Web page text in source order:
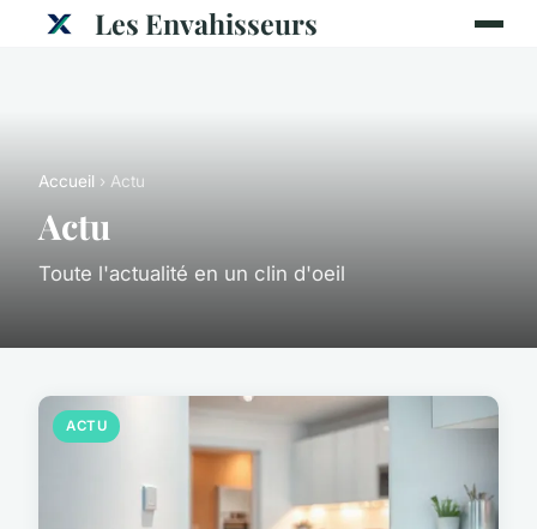
Les Envahisseurs
Accueil › Actu
Actu
Toute l'actualité en un clin d'oeil
ACTU